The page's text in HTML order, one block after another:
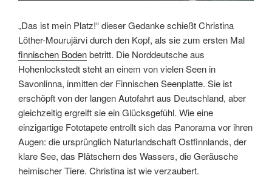
„Das ist mein Platz!“ dieser Gedanke schießt Christina
Löther-Mourujärvi durch den Kopf, als sie zum ersten Mal
finnischen Bodenbetritt. Die Norddeutsche aus
Hohenlockstedt steht an einem von vielen Seen in
Savonlinna, inmitten der Finnischen Seenplatte. Sie ist
erschöpft von der langen Autofahrt aus Deutschland, aber
gleichzeitig ergreift sie ein Glücksgefühl. Wie eine
einzigartige Fototapete entrollt sich das Panorama vor ihren
Augen: die ursprünglich Naturlandschaft Ostfinnlands, der
klare See, das Plätschern des Wassers, die Geräusche
heimischer Tiere. Christina ist wie verzaubert.